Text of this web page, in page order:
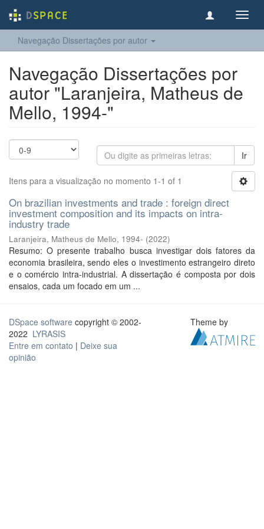
Navegação Dissertações por autor
Navegação Dissertações por
autor "Laranjeira, Matheus de
Mello, 1994-"
Ir
Itens para a visualização no momento 1-1 of 1
On brazilian investments and trade : foreign direct
investment composition and its impacts on intra-
industry trade
Laranjeira, Matheus de Mello, 1994- (2022)
Resumo: O presente trabalho busca investigar dois fatores da
economia brasileira, sendo eles o investimento estrangeiro direto
e o comércio intra-industrial. A dissertação é composta por dois
ensaios, cada um focado em um ...
DSpace software copyright © 2002-
2022 LYRASIS
Entre em contato | Deixe sua
opinião
Theme by